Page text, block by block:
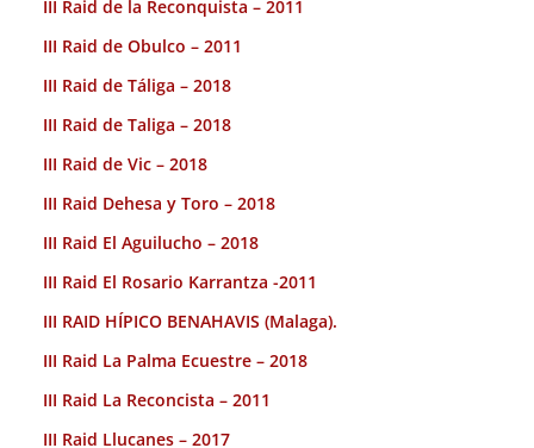
III Raid de la Reconquista – 2011
III Raid de Obulco – 2011
III Raid de Táliga – 2018
III Raid de Taliga – 2018
III Raid de Vic – 2018
III Raid Dehesa y Toro – 2018
III Raid El Aguilucho – 2018
III Raid El Rosario Karrantza -2011
III RAID HÍPICO BENAHAVIS (Malaga).
III Raid La Palma Ecuestre – 2018
III Raid La Reconcista – 2011
III Raid Llucanes – 2017